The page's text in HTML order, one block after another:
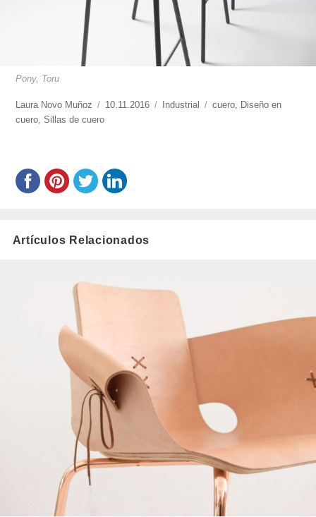
Pony, Toru
https://www.experimenta.es/author/laura-
novo-
Laura Novo Muñoz
Publicado
10.11.2016 Categorías
Industrial Etiquetas
cuero, Diseño en
cuero,Sillas de cuero
Artículos Relacionados